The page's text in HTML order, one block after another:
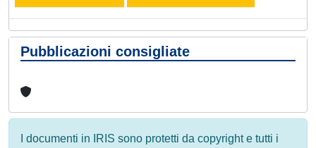
Pubblicazioni consigliate
I documenti in IRIS sono protetti da copyright e tutti i